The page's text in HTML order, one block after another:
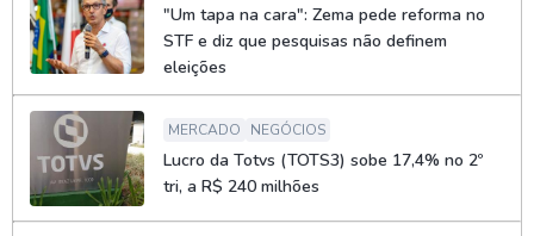
"Um tapa na cara": Zema pede reforma no
STF e diz que pesquisas não definem
eleições
MERCADO NEGÓCIOS
Lucro da Totvs (TOTS3) sobe 17,4% no 2º
tri, a R$ 240 milhões